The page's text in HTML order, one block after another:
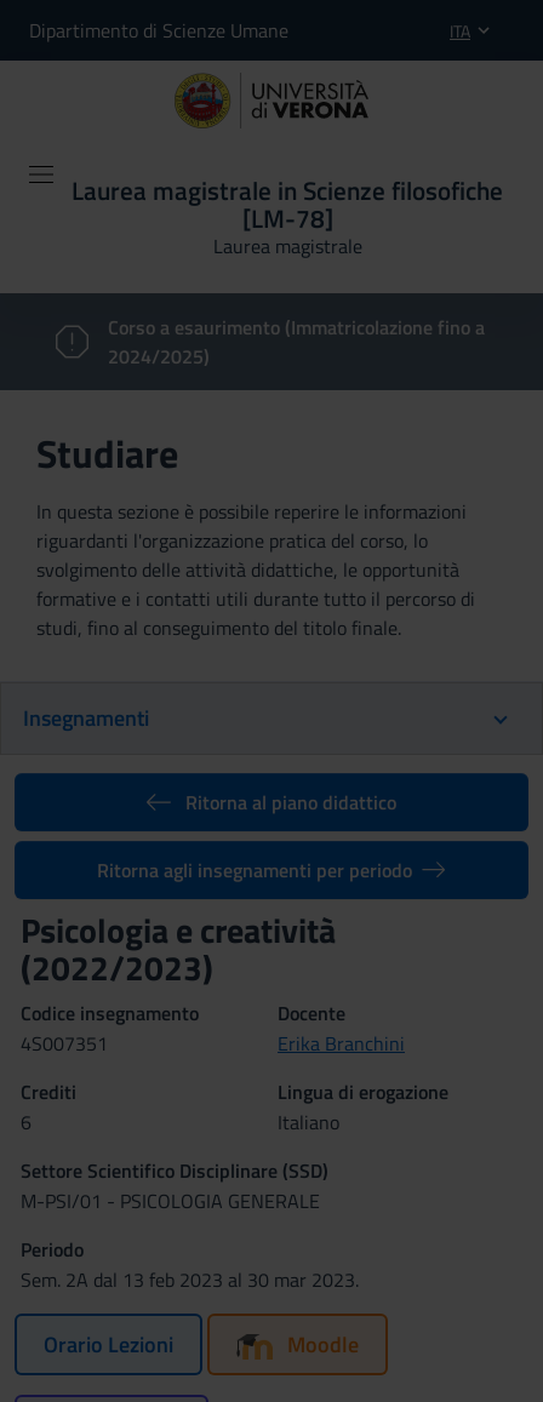
Dipartimento di Scienze Umane ITA
Laurea magistrale in Scienze filosofiche
[LM-78]
Laurea magistrale
Corso a esaurimento (Immatricolazione fino a
2024/2025)
Studiare
In questa sezione è possibile reperire le informazioni
riguardanti l'organizzazione pratica del corso, lo
svolgimento delle attività didattiche, le opportunità
formative e i contatti utili durante tutto il percorso di
studi, fino al conseguimento del titolo finale.
Insegnamenti
Ritorna al piano didattico
Ritorna agli insegnamenti per periodo
Psicologia e creatività
(2022/2023)
Codice insegnamento
4S007351
Docente
Erika Branchini
Crediti
6
Lingua di erogazione
Italiano
Settore Scientifico Disciplinare (SSD)
M-PSI/01 - PSICOLOGIA GENERALE
Periodo
Sem. 2A dal 13 feb 2023 al 30 mar 2023.
Orario Lezioni Moodle